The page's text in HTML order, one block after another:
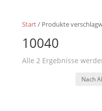
Start/ Produkte
10040
Alle 2 Ergebnisse